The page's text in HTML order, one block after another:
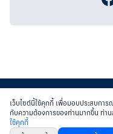
สงวนสิทธิ์ พ.ศ.2558 บมจ.ธน
เว็บไซต์นี้ใช้คุกกี้ เพื่อมอบประสบกา
กับความต้องการของท่านมากขึ้น ท่า
ใช้คุกกี้